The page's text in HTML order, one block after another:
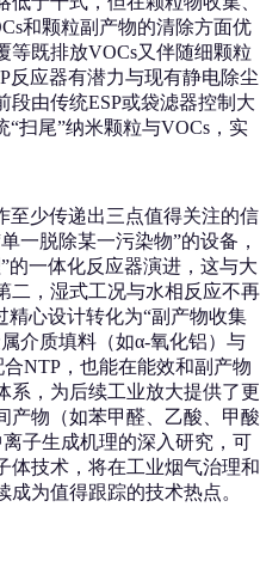
和颗粒副产物的清除方面优
等既排放VOCs又伴随细颗粒
反应器有潜力与现有静电除尘
由传统ESP或袋滤器控制大
扫尾”纳米颗粒与VOCs，实
至少传递出三点值得关注的信
一脱除某一污染物”的设备，
的一体化反应器演进，这与大
二，湿式工况与水相反应不再
精心设计转化为“副产物收集
介质填料（如α-氧化铝）与
NTP，也能在能效和副产物
系，为后续工业放大提供了更
产物（如苯甲醛、乙酸、甲酸
子生成机理的深入研究，可
体技术，将在工业烟气治理和
为值得跟踪的技术热点。